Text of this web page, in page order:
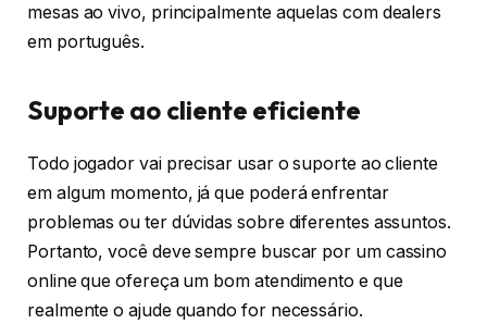
mesas ao vivo, principalmente aquelas com dealers
em português.
Suporte ao cliente eficiente
Todo jogador vai precisar usar o suporte ao cliente
em algum momento, já que poderá enfrentar
problemas ou ter dúvidas sobre diferentes assuntos.
Portanto, você deve sempre buscar por um cassino
online que ofereça um bom atendimento e que
realmente o ajude quando for necessário.